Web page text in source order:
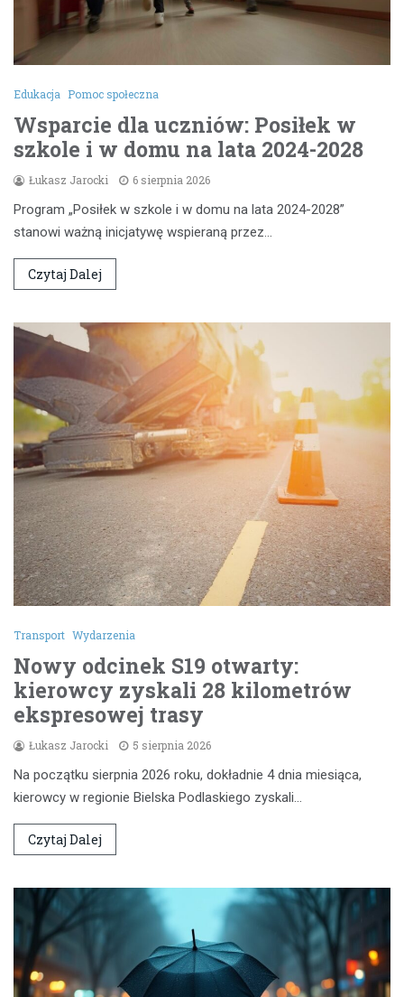
Edukacja Pomoc społeczna
Wsparcie dla uczniów: Posiłek w
szkole i w domu na lata 2024-2028
Łukasz Jarocki 6 sierpnia 2026
Program „Posiłek w szkole i w domu na lata 2024-2028”
stanowi ważną inicjatywę wspieraną przez…
Czytaj Dalej
Transport Wydarzenia
Nowy odcinek S19 otwarty:
kierowcy zyskali 28 kilometrów
ekspresowej trasy
Łukasz Jarocki 5 sierpnia 2026
Na początku sierpnia 2026 roku, dokładnie 4 dnia miesiąca,
kierowcy w regionie Bielska Podlaskiego zyskali…
Czytaj Dalej